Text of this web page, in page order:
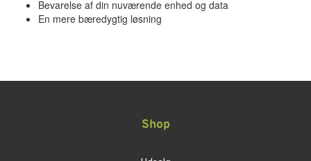
Bevarelse af din nuværende enhed og data
En mere bæredygtig løsning
Shop